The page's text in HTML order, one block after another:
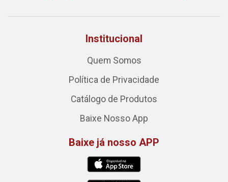
Institucional
Quem Somos
Política de Privacidade
Catálogo de Produtos
Baixe Nosso App
Baixe já nosso APP